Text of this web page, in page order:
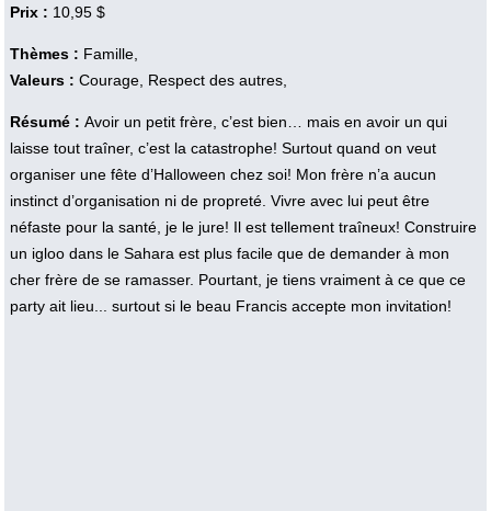
Prix : 10,95 $
Thèmes : Famille,
Valeurs : Courage, Respect des autres,
Résumé : Avoir un petit frère, c’est bien… mais en avoir un qui
laisse tout traîner, c’est la catastrophe! Surtout quand on veut
organiser une fête d’Halloween chez soi! Mon frère n’a aucun
instinct d’organisation ni de propreté. Vivre avec lui peut être
néfaste pour la santé, je le jure! Il est tellement traîneux! Construire
un igloo dans le Sahara est plus facile que de demander à mon
cher frère de se ramasser. Pourtant, je tiens vraiment à ce que ce
party ait lieu... surtout si le beau Francis accepte mon invitation!